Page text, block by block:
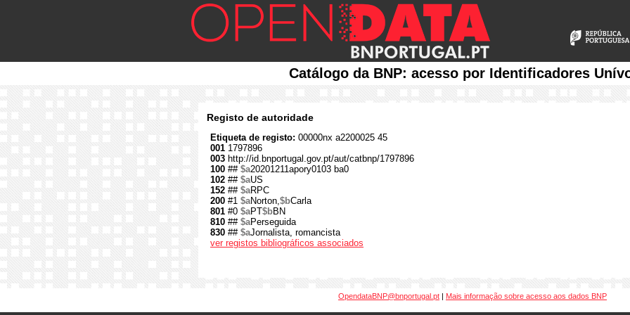
Catálogo da BNP: acesso por Identificadores
Registo de autoridade
Etiqueta de registo: 00000nx a2200025 45
001 1797896
003 http://id.bnportugal.gov.pt/aut/catbnp/1797896
100 ## $a20201211apory0103 ba0
102 ## $aUS
152 ## $aRPC
200 #1 $aNorton,$bCarla
801 #0 $aPT$bBN
810 ## $aPerseguida
830 ## $aJornalista, romancista
ver registos bibliográficos associados
OpendataBNP@bnportugal.pt | Mais informação sobre acesso aos dados BNP